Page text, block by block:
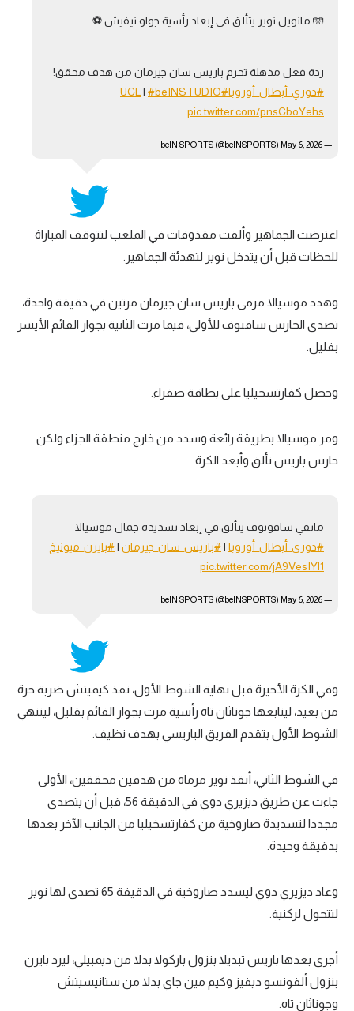
🧤 مانويل نوير يتألق في إبعاد رأسية جواو نيفيش ⚽️
ردة فعل مذهلة تحرم باريس سان جيرمان من هدف محقق!
#دوري_أبطال_أوروبا#UCL
| #beINSTUDIO
pic.twitter.com/pnsCboYehs
— beIN SPORTS (@beINSPORTS)
May 6, 2026
اعترضت الجماهير وألقت مقذوفات في الملعب لتتوقف المباراة
للحظات قبل أن يتدخل نوير لتهدئة الجماهير.
وهدد موسيالا مرمى باريس سان جيرمان مرتين في دقيقة واحدة،
تصدى الحارس سافنوف للأولى، فيما مرت الثانية بجوار القائم الأيسر
بقليل.
وحصل كفارتسخيليا على بطاقة صفراء.
ومر موسيالا بطريقة رائعة وسدد من خارج منطقة الجزاء ولكن
حارس باريس تألق وأبعد الكرة.
ماتفي سافونوف يتألق في إبعاد تسديدة جمال موسيالا
#دوري_أبطال_أوروبا |#باريس_سان_جيرمان |#بايرن_ميونيخ
pic.twitter.com/jA9VesIYl1
— beIN SPORTS (@beINSPORTS)
May 6, 2026
وفي الكرة الأخيرة قبل نهاية الشوط الأول، نفذ كيميتش ضربة حرة
من بعيد، ليتابعها جوناثان تاه رأسية مرت بجوار القائم بقليل، لينتهي
الشوط الأول بتقدم الفريق الباريسي بهدف نظيف.
في الشوط الثاني، أنقذ نوير مرماه من هدفين محققين، الأولى
جاءت عن طريق ديزيري دوي في الدقيقة 56، قبل أن يتصدى
مجددا لتسديدة صاروخية من كفارتسخيليا من الجانب الآخر بعدها
بدقيقة وحيدة.
وعاد ديزيري دوي ليسدد صاروخية في الدقيقة 65 تصدى لها نوير
لتتحول لركنية.
أجرى بعدها باريس تبديلا بنزول باركولا بدلا من ديمبيلي، ليرد بايرن
بنزول ألفونسو ديفيز وكيم مين جاي بدلا من ستانيسيتش
وجوناثان تاه.